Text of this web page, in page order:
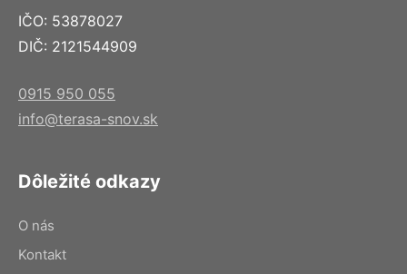
IČO: 53878027
DIČ: 2121544909
0915 950 055
info@terasa-snov.sk
Dôležité odkazy
O nás
Kontakt